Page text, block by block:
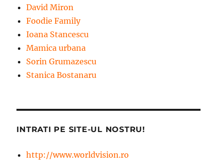
David Miron
Foodie Family
Ioana Stancescu
Mamica urbana
Sorin Grumazescu
Stanica Bostanaru
INTRATI PE SITE-UL NOSTRU!
http://www.worldvision.ro